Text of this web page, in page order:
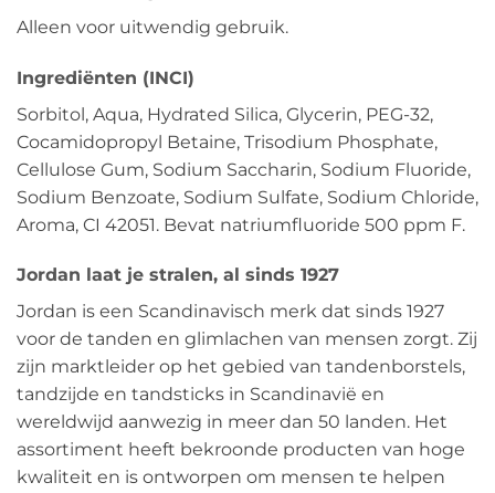
Alleen voor uitwendig gebruik.
Ingrediënten (INCI)
Sorbitol, Aqua, Hydrated Silica, Glycerin, PEG-32,
Cocamidopropyl Betaine, Trisodium Phosphate,
Cellulose Gum, Sodium Saccharin, Sodium Fluoride,
Sodium Benzoate, Sodium Sulfate, Sodium Chloride,
Aroma, CI 42051. Bevat natriumfluoride 500 ppm F.
Jordan laat je stralen, al sinds 1927
Jordan is een Scandinavisch merk dat sinds 1927
voor de tanden en glimlachen van mensen zorgt. Zij
zijn marktleider op het gebied van tandenborstels,
tandzijde en tandsticks in Scandinavië en
wereldwijd aanwezig in meer dan 50 landen. Het
assortiment heeft bekroonde producten van hoge
kwaliteit en is ontworpen om mensen te helpen